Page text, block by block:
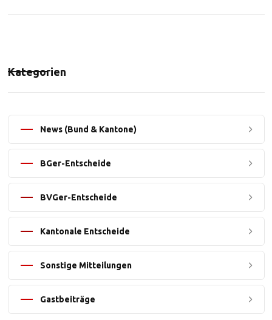
Kategorien
News (Bund & Kantone)
BGer-Entscheide
BVGer-Entscheide
Kantonale Entscheide
Sonstige Mitteilungen
Gastbeiträge